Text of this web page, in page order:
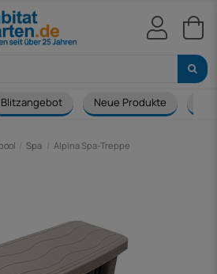
Blitzangebot Neue Produkte
Spa Alpina Spa-Treppe